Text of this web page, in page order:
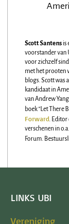
Scott Santens is
voorstander van
voor zichzelf
met het prooten
blogs. Scott was
kandidaat in
van Andrew
boek “Let There
Forward. Editor
verschenen in
Forum.
LINKS UBI
Vereniging